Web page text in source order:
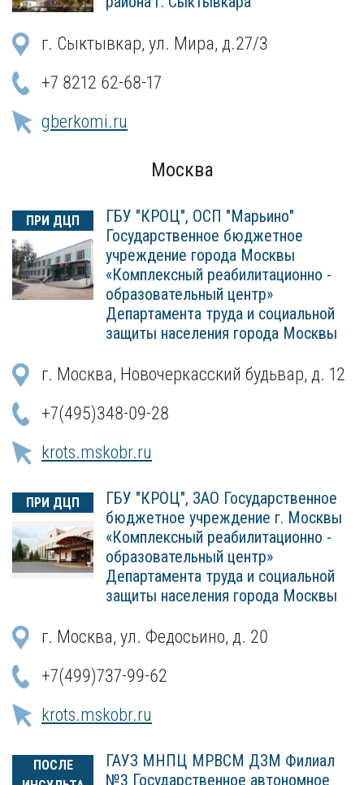
г. Сыктывкар, ул. Мира, д.27/3
+7 8212 62-68-17
gberkomi.ru
Москва
ПРИ ДЦП
ГБУ "КРОЦ", ОСП "Марьино"
Государственное бюджетное
учреждение города Москвы
«Комплексный реабилитационно -
образовательный центр»
Департамента труда и социальной
защиты населения города Москвы
г. Москва, Новочеркасский будьвар, д. 12
+7(495)348-09-28
krots.mskobr.ru
ПРИ ДЦП
ГБУ "КРОЦ", ЗАО Государственное
бюджетное учреждение г. Москвы
«Комплексный реабилитационно -
образовательный центр»
Департамента труда и социальной
защиты населения города Москвы
г. Москва, ул. Федосьино, д. 20
+7(499)737-99-62
krots.mskobr.ru
ПОСЛЕ
ГАУЗ МНПЦ МРВСМ ДЗМ Филиал
№3 Государственное автономное